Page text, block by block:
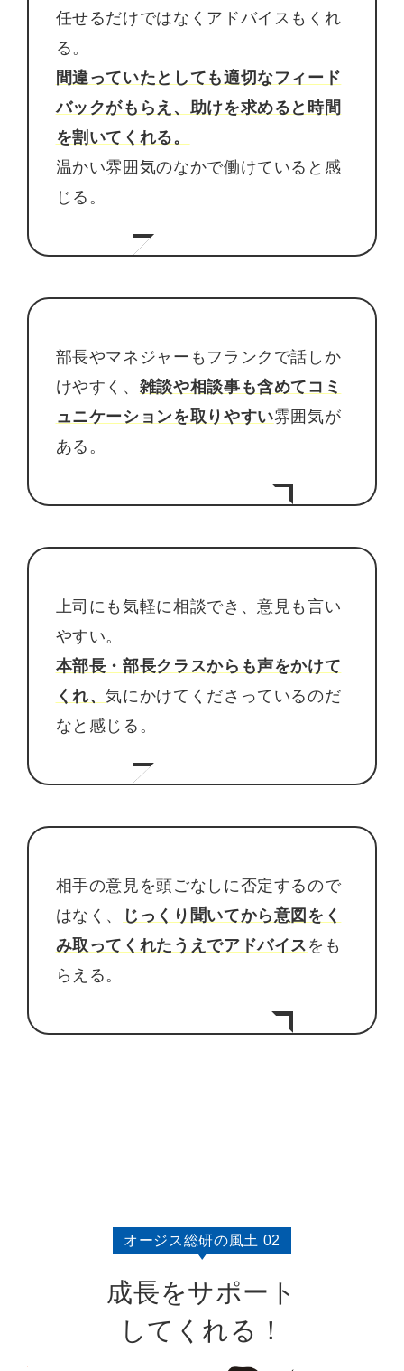
任せるだけではなくアドバイスもくれ
る。
間違っていたとしても適切なフィード
バックがもらえ、助けを求めると時間
を割いてくれる。
温かい雰囲気のなかで働けていると感
じる。
部長やマネジャーもフランクで話しか
けやすく、 雑談や相談事も含めてコミ
ュニケーションを取りやすい雰囲気が
ある。
上司にも気軽に相談でき、意見も言い
やすい。
本部長・部長クラスからも声をかけて
くれ、気にかけてくださっているのだ
なと感じる。
相手の意見を頭ごなしに否定するので
はなく、
じっくり聞いてから意図をく
み取ってくれたうえでアドバイス をも
らえる。
オージス総研の風土 02
成長をサポート
してくれる！